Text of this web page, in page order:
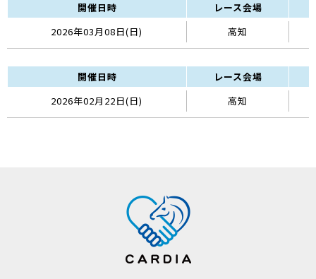
開催日時 レース会場
2026年03月08日(日)
高知
開催日時 レース会場
2026年02月22日(日)
高知